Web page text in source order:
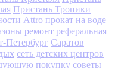
Пристань Тропики
Attro прокат на воде
ремонт реферальная
Петербург Саратов
сеть детских центров
покупку советы